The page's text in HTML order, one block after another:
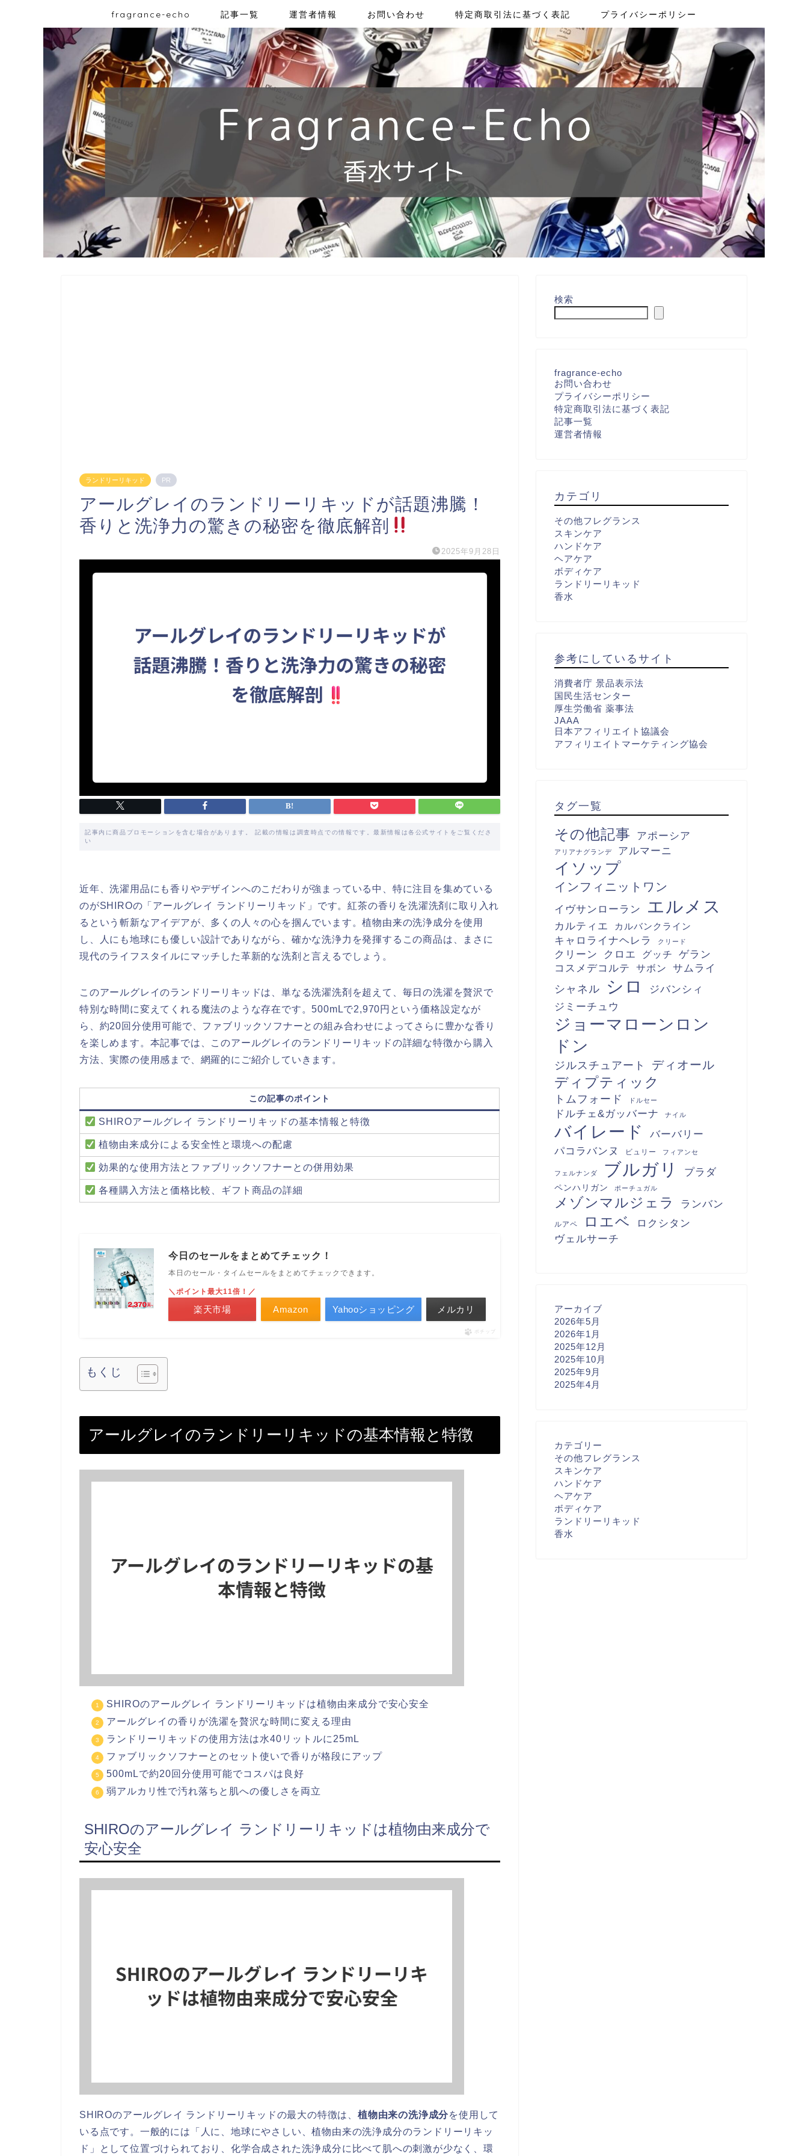
fragrance-echo 記事一覧 運営者情報 お問い合わせ 特定商取引法に基づく表記 プライバシーポリシー
ランドリーリキッド PR
アールグレイのランドリーリキッドが話題沸騰！
香りと洗浄力の驚きの秘密を徹底解剖
2025年9月28日
記事内に商品プロモーションを含む場合があります。 記載の情報は調査時点での情報です。最新情報は各公式サイトをご覧くださ
い
近年、洗濯用品にも香りやデザインへのこだわりが強まっている中、特に注目を集めている
のがSHIROの「アールグレイ ランドリーリキッド」です。紅茶の香りを洗濯洗剤に取り入れ
るという斬新なアイデアが、多くの人々の心を掴んでいます。植物由来の洗浄成分を使用
し、人にも地球にも優しい設計でありながら、確かな洗浄力を発揮するこの商品は、まさに
現代のライフスタイルにマッチした革新的な洗剤と言えるでしょう。
このアールグレイのランドリーリキッドは、単なる洗濯洗剤を超えて、毎日の洗濯を贅沢で
特別な時間に変えてくれる魔法のような存在です。500mLで2,970円という価格設定なが
ら、約20回分使用可能で、ファブリックソフナーとの組み合わせによってさらに豊かな香り
を楽しめます。本記事では、このアールグレイのランドリーリキッドの詳細な特徴から購入
方法、実際の使用感まで、網羅的にご紹介していきます。
この記事のポイント
SHIROアールグレイ ランドリーリキッドの基本情報と特徴
植物由来成分による安全性と環境への配慮
効果的な使用方法とファブリックソフナーとの併用効果
各種購入方法と価格比較、ギフト商品の詳細
今日のセールをまとめてチェック！
本日のセール・タイムセールをまとめてチェックできます。
Amazon
＼ポイント最大11倍！／
楽天市場 Yahooショッピング メルカリ
ポチップ
もくじ
アールグレイのランドリーリキッドの基本情報と特徴
SHIROのアールグレイ ランドリーリキッドは植物由来成分で安心安全
アールグレイの香りが洗濯を贅沢な時間に変える理由
ランドリーリキッドの使用方法は水40リットルに25mL
ファブリックソフナーとのセット使いで香りが格段にアップ
500mLで約20回分使用可能でコスパは良好
弱アルカリ性で汚れ落ちと肌への優しさを両立
SHIROのアールグレイ ランドリーリキッドは植物由来成分で
安心安全
SHIROのアールグレイ ランドリーリキッドの最大の特徴は、植物由来の洗浄成分を使用して
いる点です。一般的には「人に、地球にやさしい、植物由来の洗浄成分のランドリーリキッ
ド」として位置づけられており、化学合成された洗浄成分に比べて肌への刺激が少なく、環
検索
fragrance-echo
お問い合わせ
プライバシーポリシー
特定商取引法に基づく表記
記事一覧
運営者情報
カテゴリ
その他フレグランス
スキンケア
ハンドケア
ヘアケア
ボディケア
ランドリーリキッド
香水
参考にしているサイト
消費者庁 景品表示法
国民生活センター
厚生労働省 薬事法
JAAA
日本アフィリエイト協議会
アフィリエイトマーケティング協会
タグ一覧
その他記事 アポーシア
アリアナグランデ アルマーニ
イソップ
インフィニットワン
イヴサンローラン エルメス
カルティエ カルバンクライン
キャロライナヘレラ クリード
クリーン クロエ グッチ
ゲラン
コスメデコルテ
サボン サムライ
シャネル シロ ジバンシィ
ジミーチュウ
ジョーマローンロン
ドン
ジルスチュアート ディオール
ディプティック
トムフォード ドルセー
ドルチェ&ガッバーナ ナイル
バイレード バーバリー
パコラバンヌ ビュリー フィアンセ
フェルナンダ ブルガリ プラダ
ペンハリガン ポーチュガル
メゾンマルジェラ ランバン
ルアペ ロエベ
ロクシタン
ヴェルサーチ
アーカイブ
2026年5月
2026年1月
2025年12月
2025年10月
2025年9月
2025年4月
カテゴリー
その他フレグランス
スキンケア
ハンドケア
ヘアケア
ボディケア
ランドリーリキッド
香水